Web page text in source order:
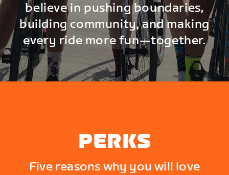
believe in pushing boundaries,
building community, and making
every ride more fun—together.
PERKS
Five reasons why you will love